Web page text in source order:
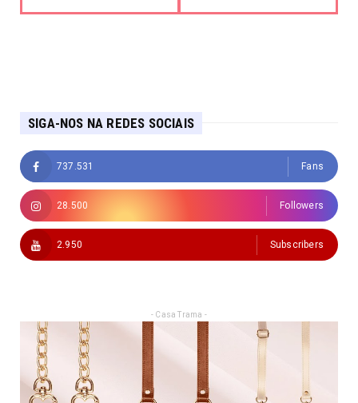
SIGA-NOS NA REDES SOCIAIS
737.531 Fans
28.500 Followers
2.950 Subscribers
- Casa Trama -